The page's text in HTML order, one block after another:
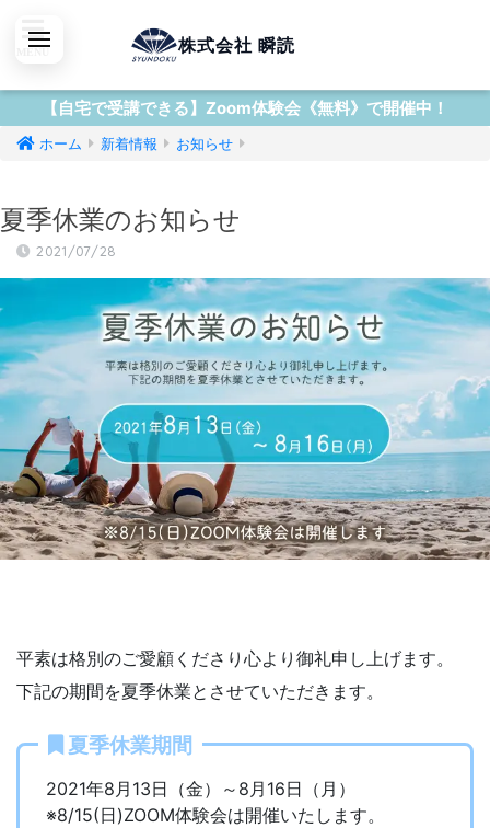
株式会社 瞬読
【自宅で受講できる】Zoom体験会《無料》で開催中！
ホーム 新着情報 お知らせ
夏季休業のお知らせ
2021/07/28
平素は格別のご愛顧くださり心より御礼申し上げます。
下記の期間を夏季休業とさせていただきます。
夏季休業期間
2021年8月13日（金）～8月16日（月）
※8/15(日)ZOOM体験会は開催いたします。